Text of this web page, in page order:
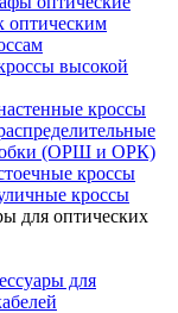
оптическим
высокой
кроссы
(ОРШ и ОРК)
кроссы
кроссы
для оптических
для